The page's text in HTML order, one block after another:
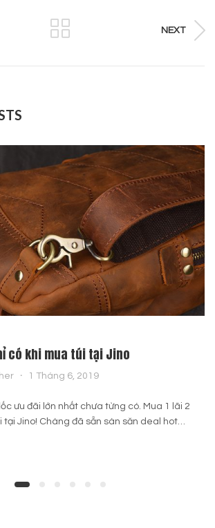
NEXT
có khi mua túi tại Jino
1 Tháng 6, 2019
ưu đãi lớn nhất chưa từng có. Mua 1 lãi 2
tại Jino! Chàng đã sẵn sàn săn deal hot…